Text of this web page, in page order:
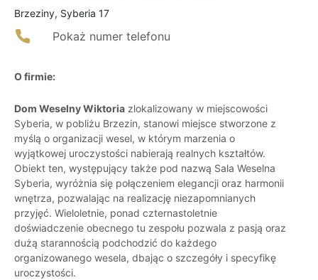
Brzeziny, Syberia 17
Pokaż numer telefonu
O firmie:
Dom Weselny Wiktoria zlokalizowany w miejscowości
Syberia, w pobliżu Brzezin, stanowi miejsce stworzone z
myślą o organizacji wesel, w którym marzenia o
wyjątkowej uroczystości nabierają realnych kształtów.
Obiekt ten, występujący także pod nazwą Sala Weselna
Syberia, wyróżnia się połączeniem elegancji oraz harmonii
wnętrza, pozwalając na realizację niezapomnianych
przyjęć. Wieloletnie, ponad czternastoletnie
doświadczenie obecnego tu zespołu pozwala z pasją oraz
dużą starannością podchodzić do każdego
organizowanego wesela, dbając o szczegóły i specyfikę
uroczystości.